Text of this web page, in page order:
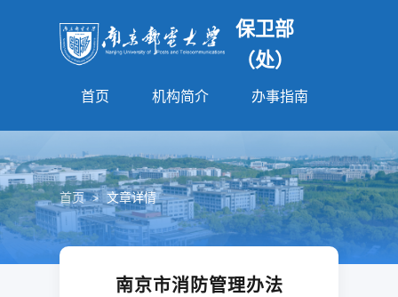
保卫部
（处）
首页 机构简介 办事指南
首页 > 文章详情
南京市消防管理办法